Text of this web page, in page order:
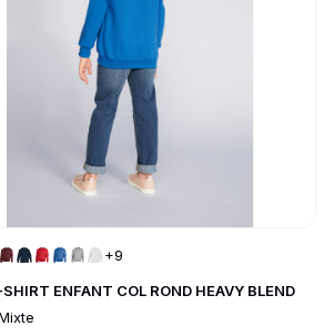
ENFANT COL ROND HEAVY BLEND
+9